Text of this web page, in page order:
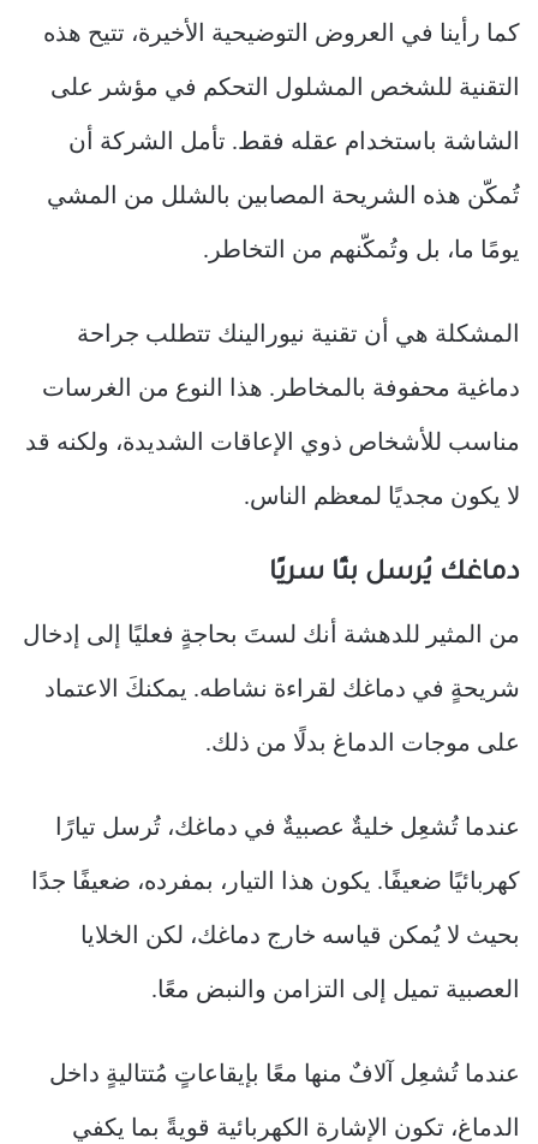
كما رأينا في العروض التوضيحية الأخيرة، تتيح هذه
التقنية للشخص المشلول التحكم في مؤشر على
الشاشة باستخدام عقله فقط. تأمل الشركة أن
تُمكّن هذه الشريحة المصابين بالشلل من المشي
يومًا ما، بل وتُمكّنهم من التخاطر.
المشكلة هي أن تقنية نيورالينك تتطلب جراحة
دماغية محفوفة بالمخاطر. هذا النوع من الغرسات
مناسب للأشخاص ذوي الإعاقات الشديدة، ولكنه قد
لا يكون مجديًا لمعظم الناس.
دماغك يُرسل بثًا سريًا
من المثير للدهشة أنك لستَ بحاجةٍ فعليًا إلى إدخال
شريحةٍ في دماغك لقراءة نشاطه. يمكنكَ الاعتماد
على موجات الدماغ بدلًا من ذلك.
عندما تُشعِل خليةٌ عصبيةٌ في دماغك، تُرسل تيارًا
كهربائيًا ضعيفًا. يكون هذا التيار، بمفرده، ضعيفًا جدًا
بحيث لا يُمكن قياسه خارج دماغك، لكن الخلايا
العصبية تميل إلى التزامن والنبض معًا.
عندما تُشعِل آلافٌ منها معًا بإيقاعاتٍ مُتتاليةٍ داخل
الدماغ، تكون الإشارة الكهربائية قويةً بما يكفي